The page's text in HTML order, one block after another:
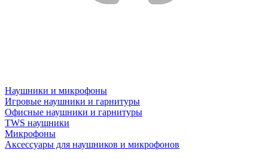
Наушники и микрофоны
Игровые наушники и гарнитуры
Офисные наушники и гарнитуры
TWS наушники
Микрофоны
Аксессуары для наушников и микрофонов